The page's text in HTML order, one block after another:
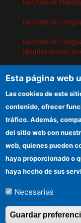
Institute of History
Institute of
Institute of
Mediterranean
Institute of Public
IEGD
CSIC Electronic
Funding entities
Information for
Location
Esta página web
Las cookies de este
contenido, ofrecer
tráfico. Además,
del sitio web con
web, quienes pueden
haya proporcionado o
haya hecho de sus
Necesarias
Guardar